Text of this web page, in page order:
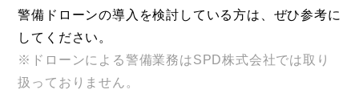
警備ドローンの導入を検討している方は、ぜひ参考に
してください。
※ドローンによる警備業務はSPD株式会社では取り
扱っておりません。